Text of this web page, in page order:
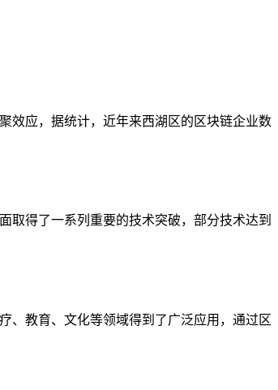
效应，据统计，近年来西湖区的区块链企业数
取得了一系列重要的技术突破，部分技术达到
、教育、文化等领域得到了广泛应用，通过区